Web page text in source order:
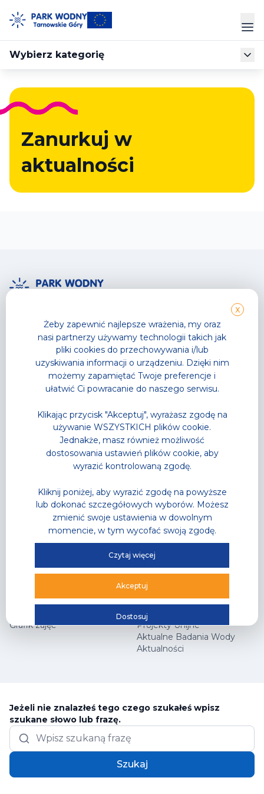
do
Siłownia
Hala Sportowa
Cennik
Strefa Klienta
Wybierz kategorię
Zanurkuj w
aktualności
Park Wodny
Wodne atrakcje
Strefa Saun
Akademia Pływania
Zajęcia w wodzie
– Półkolonie
Wodne Urodziny
Gastronomia
Sklep Sportowy
Oferta Specjalna
TG GYM PARK
Strefy sportowe
Zajęcia fitness
Cennik
Karnety
Trenerzy personalni
Grafik zajęć
Hala Sportowa
Centrum Wspinaczkowe Klif
Squash
Cennik
Sportowe Urodziny
Grafik zajęć
Jak dojechać?
Najczęściej zadawane
pytania
Współpraca marketingowa
Kariera
Nasza kadra
Regulaminy
BIP
Projekty Unijne
Aktualne Badania Wody
Aktualności
Jeżeli nie znalazłeś tego czego szukałeś wpisz
szukane słowo lub frazę.
Szukaj
X
Żeby zapewnić najlepsze wrażenia, my oraz
nasi partnerzy używamy technologii takich jak
pliki cookies do przechowywania i/lub
uzyskiwania informacji o urządzeniu. Dzięki nim
możemy zapamiętać Twoje preferencje i
ułatwić Ci powracanie do naszego serwisu.
Klikając przycisk "Akceptuj", wyrażasz zgodę na
używanie WSZYSTKICH plików cookie.
Jednakże, masz również możliwość
dostosowania ustawień plików cookie, aby
wyrazić kontrolowaną zgodę.
Kliknij poniżej, aby wyrazić zgodę na powyższe
lub dokonać szczegółowych wyborów. Możesz
zmienić swoje ustawienia w dowolnym
momencie, w tym wycofać swoją zgodę.
Czytaj więcej
Akceptuj
Dostosuj